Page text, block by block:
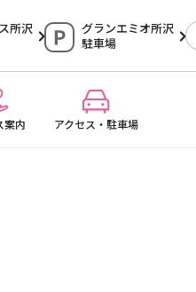
所沢
グランエミオ所沢
駐車場
案内 アクセス・駐車場